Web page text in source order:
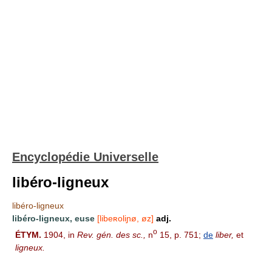
Encyclopédie Universelle
libéro-ligneux
libéro-ligneux
libéro-ligneux, euse [libeʀoliɲø, øz] adj.
ÉTYM. 1904, in Rev. gén. des sc., no 15, p. 751; de liber, et
ligneux.